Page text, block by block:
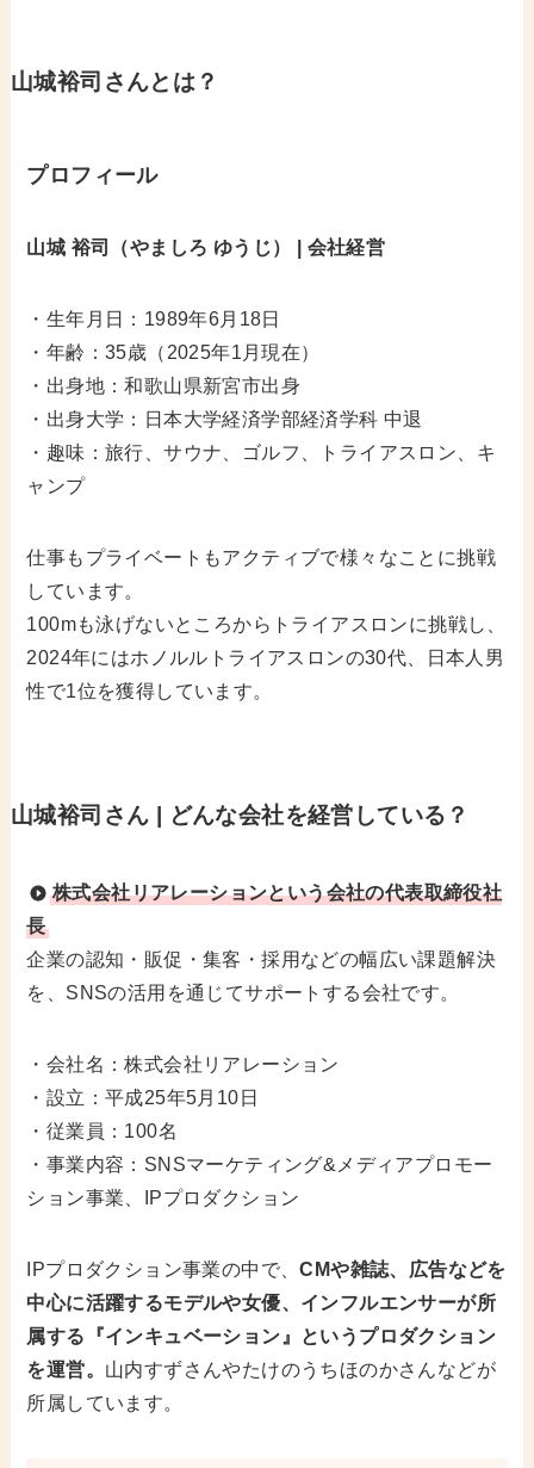
山城裕司 さんとは？
プロフィール
山城 裕司（やましろ ゆうじ） | 会社経営
・生年月日：1989年6月18日
・年齢：35歳（2025年1月現在）
・出身地：和歌山県新宮市出身
・出身大学：日本大学経済学部経済学科 中退
・趣味：旅行、サウナ、ゴルフ、トライアスロン、キ
ャンプ
仕事もプライベートもアクティブで様々なことに挑戦
しています。
100mも泳げないところからトライアスロンに挑戦し、
2024年にはホノルルトライアスロンの30代、日本人男
性で1位を獲得しています。
山城裕司 さん | どんな会社を経営している？
株式会社リアレーションという会社の代表取締役社
長
企業の認知・販促・集客・採用などの幅広い課題解決
を、SNSの活用を通じてサポートする会社です。
・会社名：株式会社リアレーション
・設立：平成25年5月10日
・従業員：100名
・事業内容：SNSマーケティング&メディアプロモー
ション事業、IPプロダクション
IPプロダクション事業の中で、CMや雑誌、広告などを
中心に活躍するモデルや女優、インフルエンサーが所
属する『インキュベーション』というプロダクション
を運営。 山内すずさんやたけのうちほのかさんなどが
所属しています。